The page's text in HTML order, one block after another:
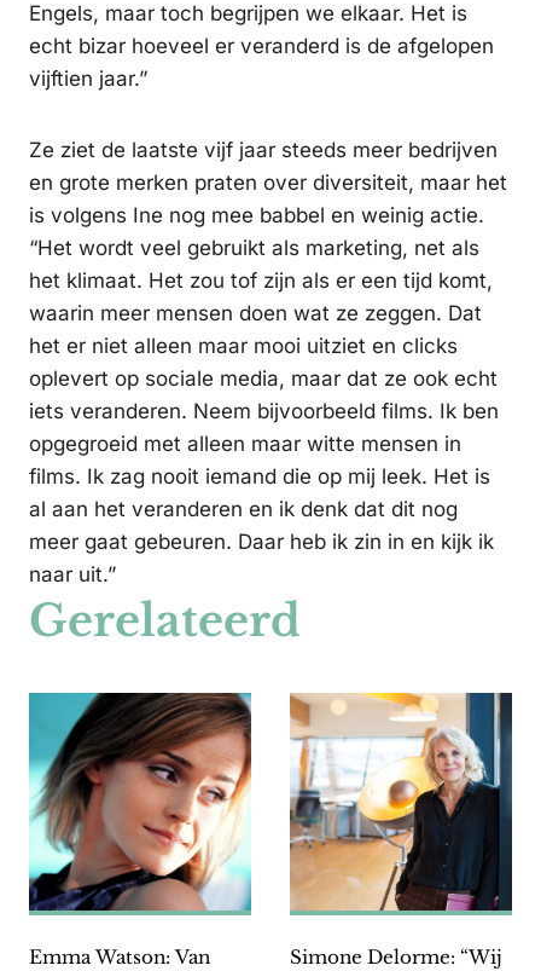
Engels, maar toch begrijpen we elkaar. Het is
echt bizar hoeveel er veranderd is de afgelopen
vijftien jaar.”
Ze ziet de laatste vijf jaar steeds meer bedrijven
en grote merken praten over diversiteit, maar het
is volgens Ine nog mee babbel en weinig actie.
“Het wordt veel gebruikt als marketing, net als
het klimaat. Het zou tof zijn als er een tijd komt,
waarin meer mensen doen wat ze zeggen. Dat
het er niet alleen maar mooi uitziet en clicks
oplevert op sociale media, maar dat ze ook echt
iets veranderen. Neem bijvoorbeeld films. Ik ben
opgegroeid met alleen maar witte mensen in
films. Ik zag nooit iemand die op mij leek. Het is
al aan het veranderen en ik denk dat dit nog
meer gaat gebeuren. Daar heb ik zin in en kijk ik
naar uit.”
Gerelateerd
Emma Watson: Van
Simone Delorme: “Wij